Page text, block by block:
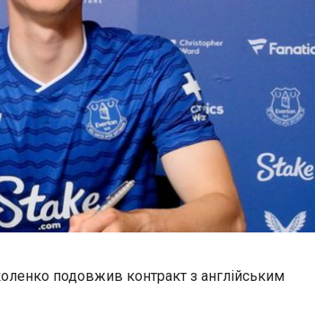
подовжив контракт з англійським